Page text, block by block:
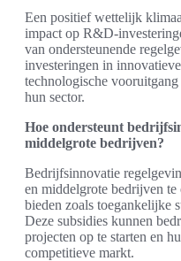
Een positief wettelijk
impact op R&D-
van ondersteunende
investeringen in
technologische
hun sector.
Hoe ondersteunt
middelgrote bedrijven?
Bedrijfsinnovatie
en middelgrote bedrijven
bieden zoals toegankelijke
Deze subsidies kunnen
projecten op te starten en
competitieve markt.